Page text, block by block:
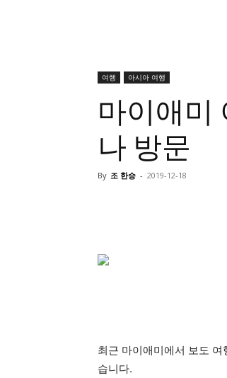
여행 아시아 여행
마이애미
나 방문
By 조 한승 - 2019-12-18
최근 마이애미에서 보도
습니다.